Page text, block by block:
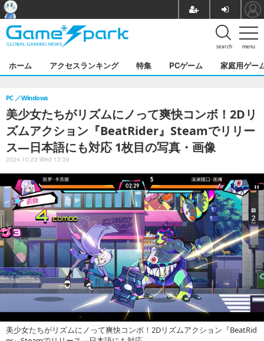
menu
search
ホーム アクセスランキング 特集 PCゲーム 家庭用ゲー
美少女たちがリズムにノって爽快コンボ！2Dリ
ズムアクション『BeatRider』Steamでリリー
ス―日本語にも対応 1枚目の写真・画像
PC Windows
2024.10.23 Wed 12:39
美少女たちがリズムにノって爽快コンボ！2Dリズムアクション『BeatRid